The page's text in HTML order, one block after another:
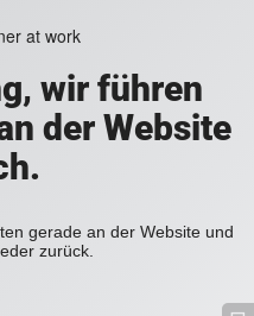
wir führen
der Website
gerade an der Website und
zurück.